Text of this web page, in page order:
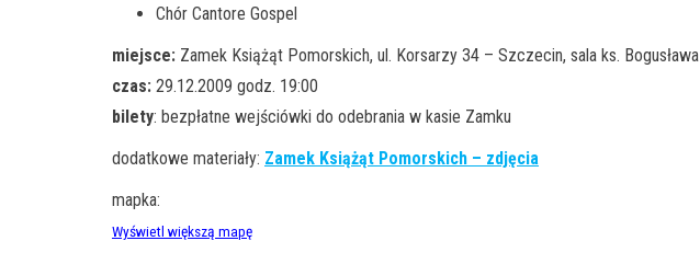
Chór Cantore Gospel
miejsce: Zamek Książąt Pomorskich, ul. Korsarzy 34 – Szczecin, sala ks. Bogusława
czas: 29.12.2009 godz. 19:00
bilety: bezpłatne wejściówki do odebrania w kasie Zamku
dodatkowe materiały: Zamek Książąt Pomorskich – zdjęcia
mapka:
Wyświetl większą mapę